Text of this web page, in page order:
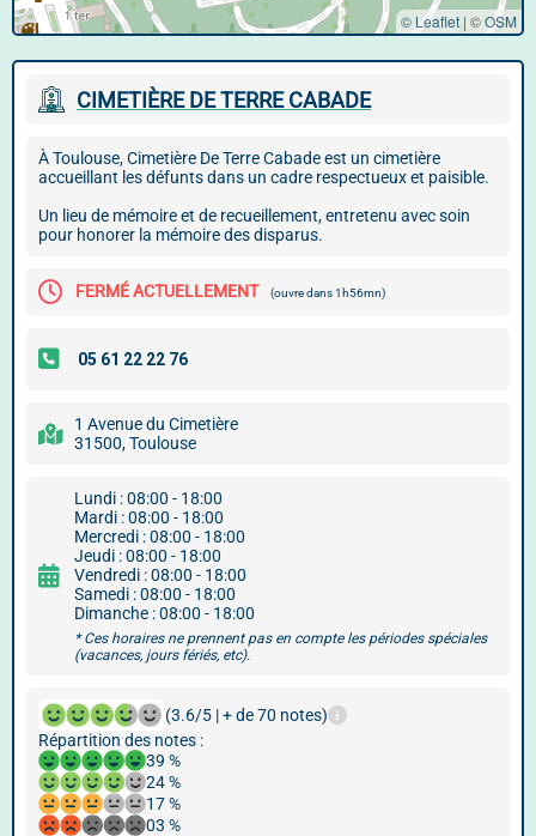
© Leaflet | ©OSM
CIMETIÈRE DE TERRE CABADE
À Toulouse, Cimetière De Terre Cabade est un cimetière
accueillant les défunts dans un cadre respectueux et paisible.
Un lieu de mémoire et de recueillement, entretenu avec soin
pour honorer la mémoire des disparus.
FERMÉ ACTUELLEMENT (ouvre dans 1h56mn)
1 Avenue du Cimetière
31500, Toulouse
Lundi : 08:00 - 18:00
Mardi : 08:00 - 18:00
Mercredi : 08:00 - 18:00
Jeudi : 08:00 - 18:00
Vendredi : 08:00 - 18:00
Samedi : 08:00 - 18:00
Dimanche : 08:00 - 18:00
* Ces horaires ne prennent pas en compte les périodes spéciales
(vacances, jours fériés, etc).
(3.6/5 | + de 70 notes)
Répartition des notes :
39 %
24 %
17 %
03 %